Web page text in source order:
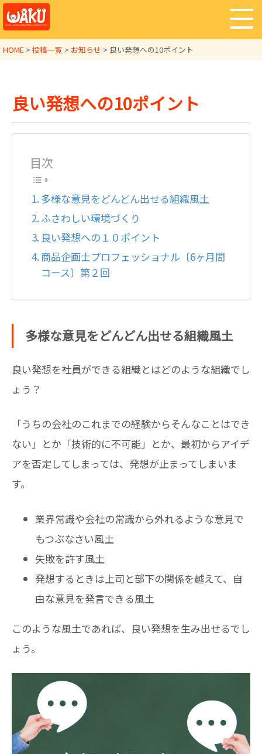
HOME > 投稿一覧 > お知らせ > 良い発想への10ポイント
良い発想への10ポイント
目次
多様な意見をどんどん出せる組織風土
ふさわしい環境づくり
良い発想への１０ポイント
商品企画士プロフェッショナル〔6ヶ月間
コース〕第２回
多様な意見をどんどん出せる組織風土
良い発想を社員ができる組織とはどのような組織でし
ょう？
「うちの会社のこれまでの経験からそんなことはでき
ない」とか「技術的に不可能」とか、最初からアイデ
アを否定してしまっては、発想が止まってしまいま
す。
業界常識や会社の常識から外れるような意見で
もつぶなさい風土
失敗を許す風土
発想するときは上司と部下の関係を越えて、自
由な意見を発言できる風土
このような風土であれば、良い発想を生み出せるでし
ょう。